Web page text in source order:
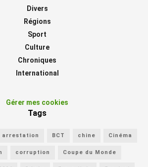
Divers
Régions
Sport
Culture
Chroniques
International
Gérer mes cookies
Tags
arrestation BCT chine Cinéma
corruption Coupe du Monde